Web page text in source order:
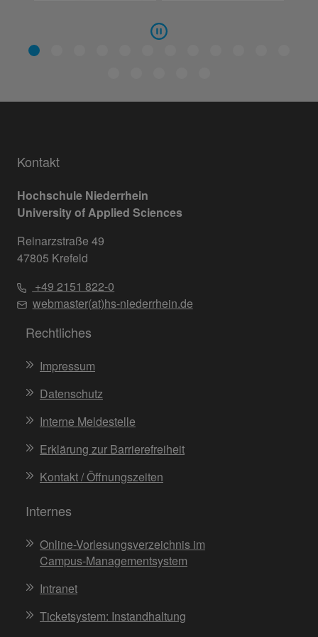
Kontakt
Hochschule Niederrhein
University of Applied Sciences
Reinarzstraße 49
47805 Krefeld
+49 2151 822-0
webmaster(at)hs-niederrhein.de
Rechtliches
Impressum
Datenschutz
Interne Meldestelle
Erklärung zur Barrierefreiheit
Kontakt / Öffnungszeiten
Internes
Online-Vorlesungsverzeichnis im
Campus-Managementsystem
Intranet
Ticketsystem: Instandhaltung